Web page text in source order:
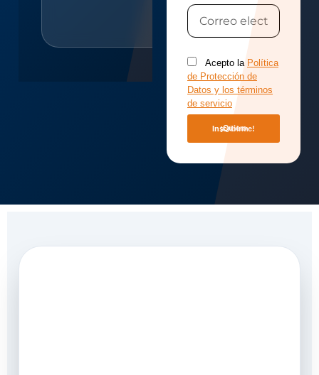
asistentes.
Acepto la Política
de Protección de
Datos y los términos
de servicio
¡Quiero Inscribirme!